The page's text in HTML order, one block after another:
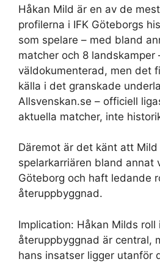
Håkan Mild är en av de
profilerna i IFK Göteborgs
som spelare – med bland
matcher och 8 landskamper
väldokumenterad, men det
källa i det granskade
Allsvenskan.se – officiell
aktuella matcher, inte
Däremot är det känt att
spelarkarriären bland annat
Göteborg och haft ledande
återuppbyggnad.
Implication: Håkan Milds roll
återuppbyggnad är central,
hans insatser ligger utanför